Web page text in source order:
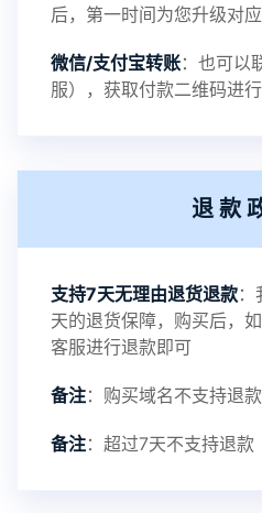
2023-11-02 更新
后，第一时间为您升级对应
微信/支付宝转账：也可以
服），获取付款二维码进行
退款
支持7天无理由退货退款
天的退货保障，购买后，
客服进行退款即可
备注：购买域名不支持退款
备注：超过7天不支持退款